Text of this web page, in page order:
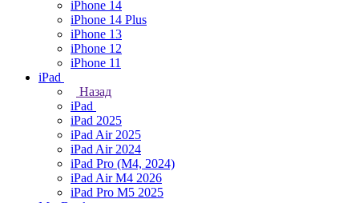
iPhone 14
iPhone 14 Plus
iPhone 13
iPhone 12
iPhone 11
iPad
Назад
iPad
iPad 2025
iPad Air 2025
iPad Air 2024
iPad Pro (M4, 2024)
iPad Air M4 2026
iPad Pro M5 2025